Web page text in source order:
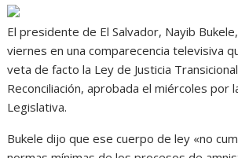
El presidente de El Salvador, Nayib
viernes en una comparecencia televisiva
veta de facto la Ley de Justicia
Reconciliación, aprobada el miércoles por
Legislativa.
Bukele dijo que ese cuerpo de ley «no